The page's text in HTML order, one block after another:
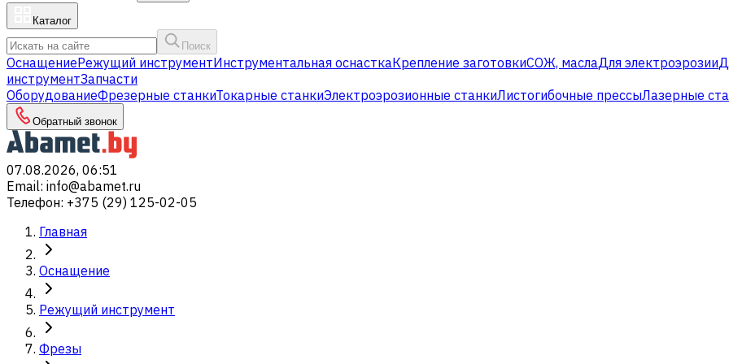
Каталог
Поиск
ОснащениеРежущий инструментИнструментальная оснасткаКрепление заготовкиСОЖ, маслаДля электроэрозии
инструментЗапчасти
ОборудованиеФрезерные станкиТокарные станкиЭлектроэрозионные станкиЛистогибочные прессыЛазерные
Обратный звонок
07.08.2026, 06:51
Email: info@abamet.ru
Телефон: +375 (29) 125-02-05
Главная
Оснащение
Режущий инструмент
Фрезы